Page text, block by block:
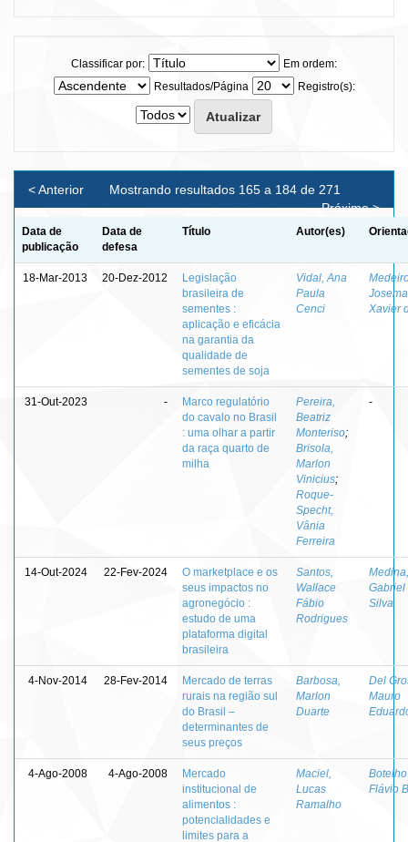
Classificar por:
Em ordem:
Resultados/Página
Registro(s):
Mostrando resultados 165 a 184 de 271
< Anterior
Próximo >
Data de
publicação
Data de
defesa
Título Autor(es)
18-Mar-2013 20-Dez-2012
Legislação
brasileira de
sementes :
aplicação e eficácia
na garantia da
qualidade de
sementes de soja
Vidal, Ana
Paula
Cenci
Xavier
31-Out-2023 -
Marco regulatório
do cavalo no Brasil
: uma olhar a partir
da raça quarto de
milha
Pereira,
Beatriz
Monteriso;
Brisola,
Marlon
Vinicius;
Roque-
Specht,
Vânia
Ferreira
-
14-Out-2024 22-Fev-2024
O marketplace e os
seus impactos no
agronegócio :
estudo de uma
plataforma digital
brasileira
Santos,
Wallace
Fábio
Rodrigues
Medina,
Gabriel
Silva
4-Nov-2014 28-Fev-2014
Mercado de terras
rurais na região sul
do Brasil –
determinantes de
seus preços
Barbosa,
Marlon
Duarte
Del
Mauro
4-Ago-2008 4-Ago-2008
Mercado
institucional de
alimentos :
potencialidades e
limites para a
Maciel,
Lucas
Ramalho
Flávio